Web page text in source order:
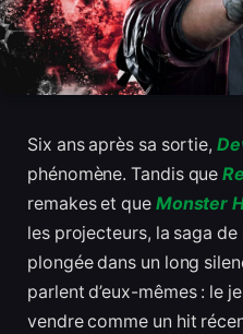
Six ans après sa sortie,
phénomène. Tandis que
remakes et que Monster
les projecteurs, la saga
plongée dans un long
parlent d’eux-mêmes : le
vendre comme un hit